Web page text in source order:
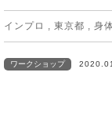
インプロ , 東京都 , 身
ワークショップ